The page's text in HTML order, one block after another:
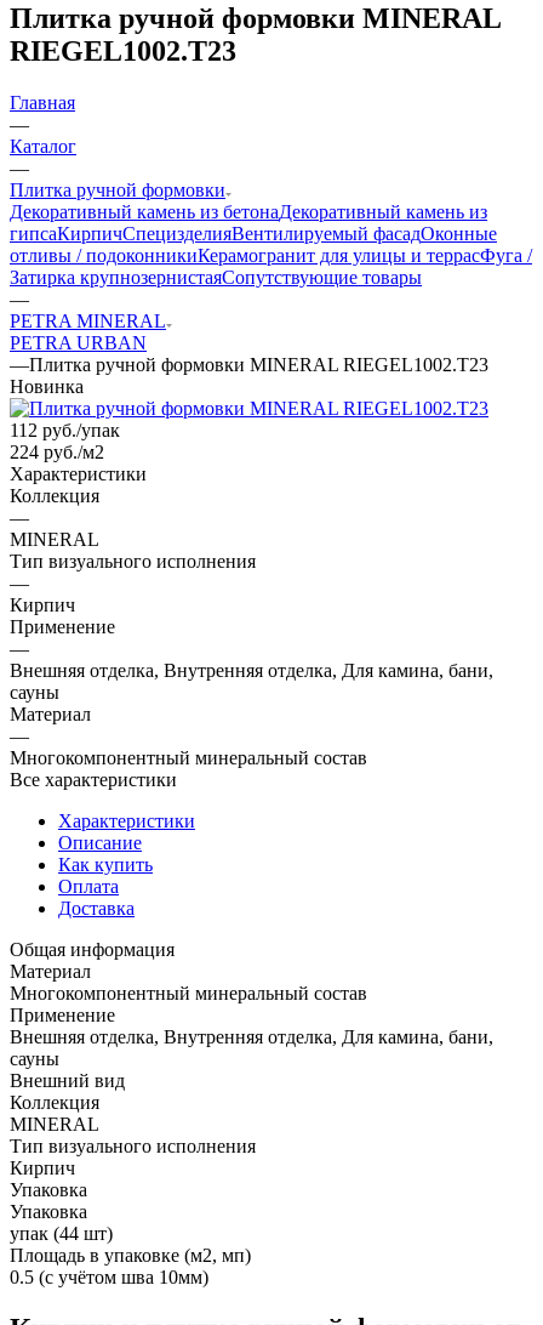
Плитка ручной формовки MINERAL
RIEGEL1002.T23
Главная
—
Каталог
—
Плитка ручной формовки
Декоративный камень из бетонаДекоративный камень из
гипсаКирпичСпецизделияВентилируемый фасадОконные
отливы / подоконникиКерамогранит для улицы и террасФуга /
Затирка крупнозернистаяСопутствующие товары
—
PETRA MINERAL
PETRA URBAN
—Плитка ручной формовки MINERAL RIEGEL1002.T23
Новинка
112 руб./упак
224 руб./м2
Характеристики
Коллекция
—
MINERAL
Тип визуального исполнения
—
Кирпич
Применение
—
Внешняя отделка, Внутренняя отделка, Для камина, бани,
сауны
Материал
—
Многокомпонентный минеральный состав
Все характеристики
Характеристики
Описание
Как купить
Оплата
Доставка
Общая информация
Материал
Многокомпонентный минеральный состав
Применение
Внешняя отделка, Внутренняя отделка, Для камина, бани,
сауны
Внешний вид
Коллекция
MINERAL
Тип визуального исполнения
Кирпич
Упаковка
Упаковка
упак (44 шт)
Площадь в упаковке (м2, мп)
0.5 (с учётом шва 10мм)